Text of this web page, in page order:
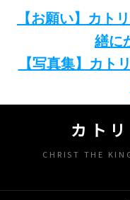
【お願い】カト
繕に
【写真集】カト
content
カト
CHRIST THE